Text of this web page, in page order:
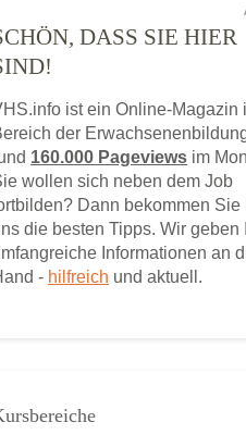
DASS SIE HIER
ist ein Online-Magazin
der
160.000 Pageviews im
wollen sich neben dem Job
Dann bekommen Sie
die besten Tipps. Wir geben
Informationen an
- hilfreich und aktuell.